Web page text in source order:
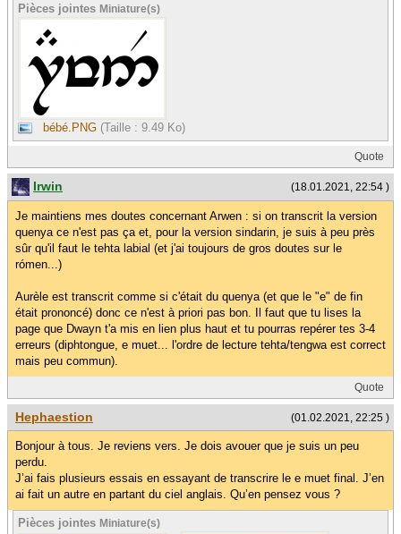
Pièces jointes Miniature(s)
bébé.PNG (Taille : 9.49 Ko)
Quote
(18.01.2021, 22:54 )
Irwin
Je maintiens mes doutes concernant Arwen : si on transcrit la version
quenya ce n'est pas ça et, pour la version sindarin, je suis à peu près
sûr qu'il faut le tehta labial (et j'ai toujours de gros doutes sur le
rómen...)
Aurèle est transcrit comme si c'était du quenya (et que le "e" de fin
était prononcé) donc ce n'est à priori pas bon. Il faut que tu lises la
page que Dwayn t'a mis en lien plus haut et tu pourras repérer tes 3-4
erreurs (diphtongue, e muet... l'ordre de lecture tehta/tengwa est correct
mais peu commun).
Quote
(01.02.2021, 22:25 )
Hephaestion
Bonjour à tous. Je reviens vers. Je dois avouer que je suis un peu
perdu.
J’ai fais plusieurs essais en essayant de transcrire le e muet final. J’en
ai fait un autre en partant du ciel anglais. Qu’en pensez vous ?
Pièces jointes Miniature(s)